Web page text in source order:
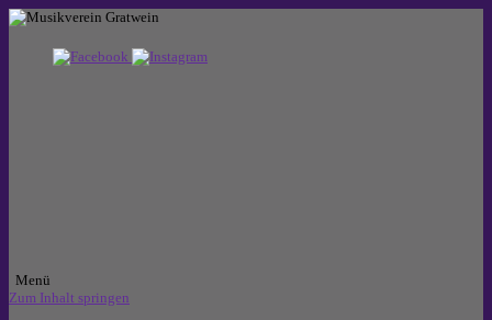
Menü
Zum Inhalt springen